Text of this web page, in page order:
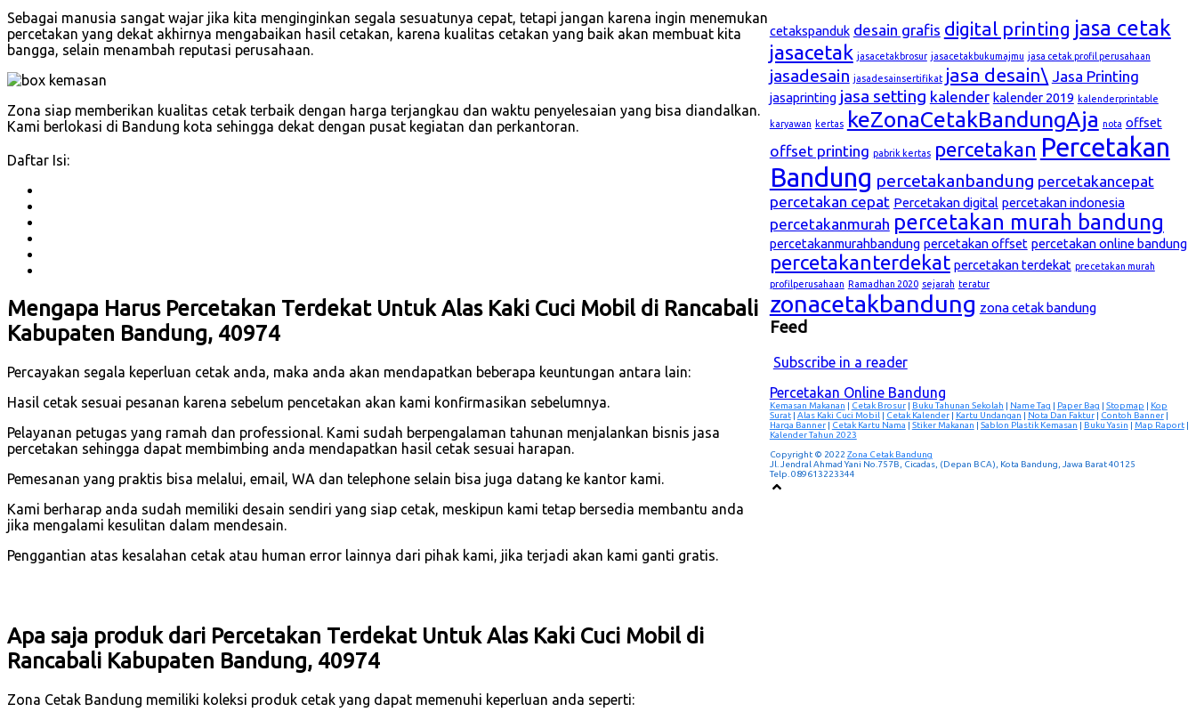
Sebagai manusia sangat wajar jika kita menginginkan segala sesuatunya cepat, tetapi jangan karena ingin menemukan
percetakan yang dekat akhirnya mengabaikan hasil cetakan, karena kualitas cetakan yang baik akan membuat kita
bangga, selain menambah reputasi perusahaan.
Zona siap memberikan kualitas cetak terbaik dengan harga terjangkau dan waktu penyelesaian yang bisa diandalkan.
Kami berlokasi di Bandung kota sehingga dekat dengan pusat kegiatan dan perkantoran.
Daftar Isi:
Mengapa Harus Percetakan Terdekat Untuk Alas Kaki Cuci Mobil di Rancabali
Kabupaten Bandung, 40974
Percayakan segala keperluan cetak anda, maka anda akan mendapatkan beberapa keuntungan antara lain:
Hasil cetak sesuai pesanan karena sebelum pencetakan akan kami konfirmasikan sebelumnya.
Pelayanan petugas yang ramah dan professional. Kami sudah berpengalaman tahunan menjalankan bisnis jasa
percetakan sehingga dapat membimbing anda mendapatkan hasil cetak sesuai harapan.
Pemesanan yang praktis bisa melalui, email, WA dan telephone selain bisa juga datang ke kantor kami.
Kami berharap anda sudah memiliki desain sendiri yang siap cetak, meskipun kami tetap bersedia membantu anda
jika mengalami kesulitan dalam mendesain.
Penggantian atas kesalahan cetak atau human error lainnya dari pihak kami, jika terjadi akan kami ganti gratis.
Apa saja produk dari Percetakan Terdekat Untuk Alas Kaki Cuci Mobil di
Rancabali Kabupaten Bandung, 40974
Zona Cetak Bandung memiliki koleksi produk cetak yang dapat memenuhi keperluan anda seperti:
cetakspanduk desain grafis digital printing jasa cetak
jasacetak jasacetakbrosur jasacetakbukumajmu jasa cetak profil perusahaan
jasadesain jasadesainsertifikat jasa desain\ Jasa Printing
jasaprinting jasa setting kalender kalender 2019 kalenderprintable
karyawan kertas keZonaCetakBandungAja nota offset
offset printing pabrik kertas percetakan Percetakan
Bandung percetakanbandung percetakancepat
percetakan cepat Percetakan digital percetakan indonesia
percetakanmurah percetakan murah bandung
percetakanmurahbandung percetakan offset percetakan online bandung
percetakanterdekat percetakan terdekat precetakan murah
profilperusahaan Ramadhan 2020 sejarah teratur
zonacetakbandung zona cetak bandung
Feed
Subscribe in a reader
Percetakan Online Bandung
Kemasan Makanan | Cetak Brosur| Buku Tahunan Sekolah | Name Tag | Paper Bag | Stopmap | Kop
Surat| Alas Kaki Cuci Mobil | Cetak Kalender| Kartu Undangan | Nota Dan Faktur| Contoh Banner|
Harga Banner| Cetak Kartu Nama | Stiker Makanan | Sablon Plastik Kemasan | Buku Yasin | Map Raport|
Kalender Tahun 2023
Copyright © 2022 Zona Cetak Bandung
Jl. Jendral Ahmad Yani No.757B, Cicadas, (Depan BCA), Kota Bandung, Jawa Barat 40125
Telp. 089613223344